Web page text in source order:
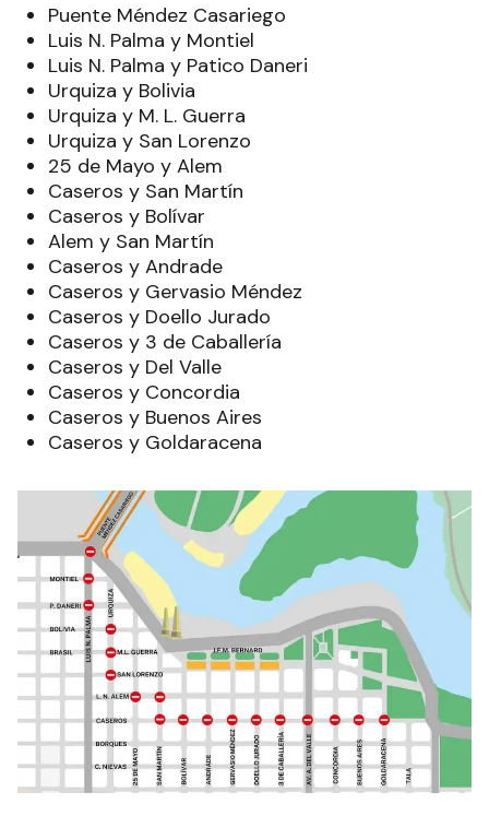
Puente Méndez Casariego
Luis N. Palma y Montiel
Luis N. Palma y Patico Daneri
Urquiza y Bolivia
Urquiza y M. L. Guerra
Urquiza y San Lorenzo
25 de Mayo y Alem
Caseros y San Martín
Caseros y Bolívar
Alem y San Martín
Caseros y Andrade
Caseros y Gervasio Méndez
Caseros y Doello Jurado
Caseros y 3 de Caballería
Caseros y Del Valle
Caseros y Concordia
Caseros y Buenos Aires
Caseros y Goldaracena